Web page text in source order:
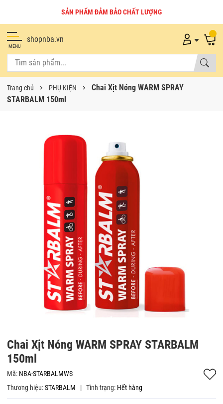
SẢN PHẨM ĐẢM BẢO CHẤT LƯỢNG
MENU
shopnba.vn
Trang chủ PHỤ KIỆN
Chai Xịt Nóng WARM SPRAY
STARBALM 150ml
Chai Xịt Nóng WARM SPRAY STARBALM
150ml
Mã: NBA-STARBALMWS
Thương hiệu:STARBALM | Tình trạng: Hết hàng